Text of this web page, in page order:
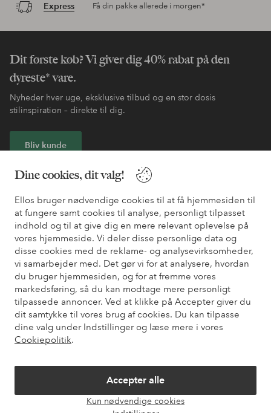
Dine cookies, dit valg!
Ellos bruger nødvendige cookies til at få hjemmesiden til
at fungere samt cookies til analyse, personligt tilpasset
indhold og til at give dig en mere relevant oplevelse på
vores hjemmeside. Vi deler disse personlige data og
disse cookies med de reklame- og analysevirksomheder,
vi samarbejder med. Det gør vi for at analysere, hvordan
du bruger hjemmesiden, og for at fremme vores
markedsføring, så du kan modtage mere personligt
tilpassede annoncer. Ved at klikke på Accepter giver du
dit samtykke til vores brug af cookies. Du kan tilpasse
dine valg under Indstillinger og læse mere i vores
Cookiepolitik.
Accepter alle
Kun nødvendige cookies
Express Få din pakke allerede i morgen*
Dit første køb? Vi giver dig 40% rabat på den
dyreste* vare.
Nyheder hver uge, eksklusive tilbud og en stor dosis
stilinspiration – direkte til dig.
Bliv kunde
* Se tilbudsbetingelser ved registrering
Har du brug for hjælp?
Du kan finde svar på de oftest stillede spørgsmål i vores FAQ.
Du kan også finde oplysninger om, hvordan du kontakter os.
Kundeservice Bestilling Betalingsmåde
Mine sider
Om Ellos